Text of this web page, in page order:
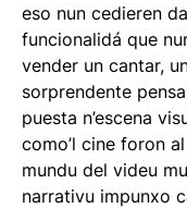
eso nun cedieren
funcionalidá que
vender un cantar,
sorprendente
puesta n’escena
como’l cine foron
mundu del videu
narrativu impunxo